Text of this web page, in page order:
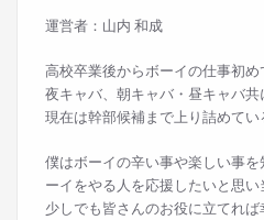
運営者：山内 和成
高校卒業後からボーイの仕事初め
夜キャバ、朝キャバ・昼キャバ共
現在は幹部候補まで上り詰めてい
僕はボーイの辛い事や楽しい事
ーイをやる人を応援したいと思い
少しでも皆さんのお役に立てれば